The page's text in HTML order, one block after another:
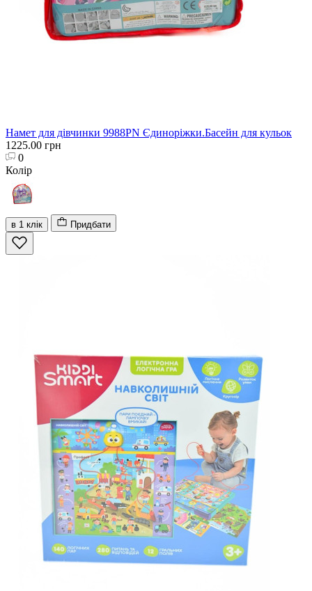
Намет для дівчинки 9988PN Єдиноріжки.Басейн для кульок
1225.00 грн
0
Колір
в 1 клік Придбати